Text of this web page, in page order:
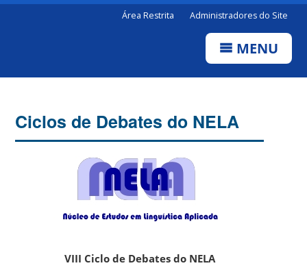
Área Restrita Administradores do Site
MENU
Ciclos de Debates do NELA
VIII Ciclo de Debates do NELA